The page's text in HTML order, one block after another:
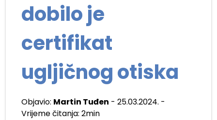
dobilo je
certifikat
ugljičnog otiska
Objavio: Martin Tuđen - 25.03.2024. -
Vrijeme čitanja: 2min